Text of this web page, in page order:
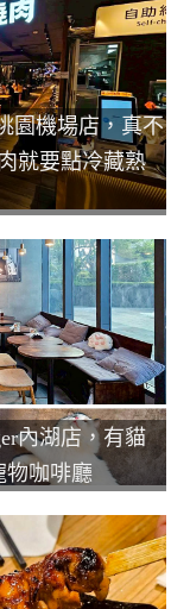
園機場店，真不
就要點冷藏熟
內湖店，有貓
物咖啡廳